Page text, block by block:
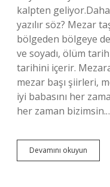
kalpten
yazılır söz? Mezar
bölgeden bölgeye
ve soyadı, ölüm
tarihini içerir. Mezara
mezar başı şiirleri,
iyi babasını her
her zaman
Devamını okuyun